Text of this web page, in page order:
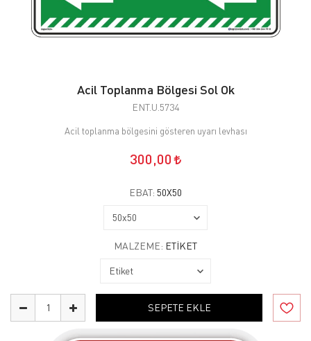
Acil Toplanma Bölgesi Sol Ok
ENT.U.5734
Acil toplanma bölgesini gösteren uyarı levhası
300,00
EBAT: 50X50
MALZEME: ETIKET
SEPETE EKLE